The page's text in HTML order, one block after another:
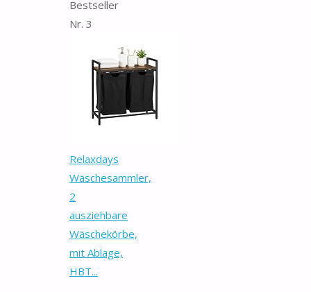
Bestseller
Nr. 3
Relaxdays
Wäschesammler,
2
ausziehbare
Wäschekörbe,
mit Ablage,
HBT...